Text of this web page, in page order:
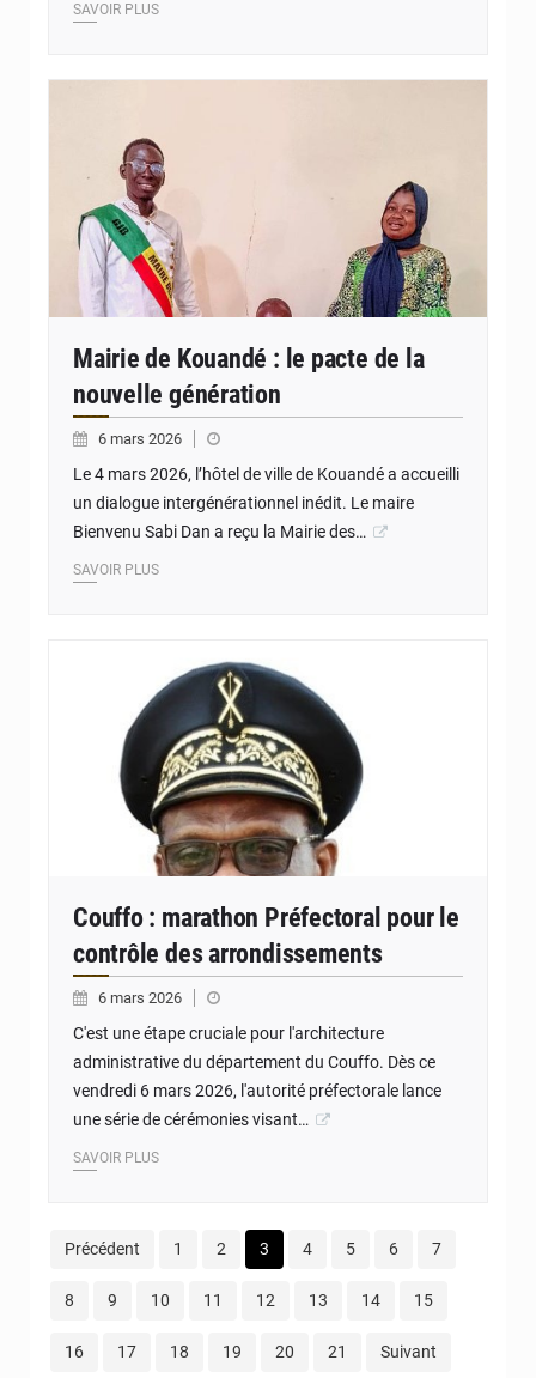
SAVOIR PLUS
Mairie de Kouandé : le pacte de la
nouvelle génération
6 mars 2026
Le 4 mars 2026, l’hôtel de ville de Kouandé a accueilli
un dialogue intergénérationnel inédit. Le maire
Bienvenu Sabi Dan a reçu la Mairie des…
SAVOIR PLUS
Couffo : marathon Préfectoral pour le
contrôle des arrondissements
6 mars 2026
C'est une étape cruciale pour l'architecture
administrative du département du Couffo. Dès ce
vendredi 6 mars 2026, l'autorité préfectorale lance
une série de cérémonies visant…
SAVOIR PLUS
Précédent 1 2 3 4 5 6 7
8 9 10 11 12 13 14 15
16 17 18 19 20 21 Suivant